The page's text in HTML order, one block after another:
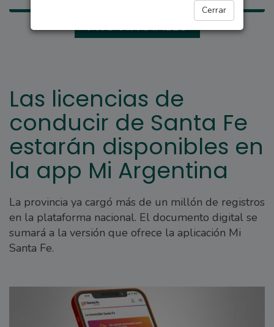
Cerrar
PROVINCIALES
Las licencias de
conducir de Santa Fe
estarán disponibles en
la app Mi Argentina
La provincia ya cargó más de un millón de registros
en la plataforma nacional. El documento digital se
sumará a la versión que ofrece la aplicación Mi
Santa Fe.